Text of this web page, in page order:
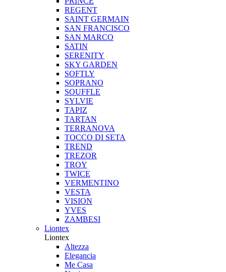
REGENT
SAINT GERMAIN
SAN FRANCISCO
SAN MARCO
SATIN
SERENITY
SKY GARDEN
SOFTLY
SOPRANO
SOUFFLE
SYLVIE
TAPIZ
TARTAN
TERRANOVA
TOCCO DI SETA
TREND
TREZOR
TROY
TWICE
VERMENTINO
VESTA
VISION
YVES
ZAMBESI
Liontex
Liontex
Altezza
Elegancia
Me Casa